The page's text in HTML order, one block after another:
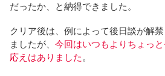
だったか、と納得できました。
クリア後は、例によって後日談が解
ましたが、 今回はいつもよりちょっ
応えはありました 。